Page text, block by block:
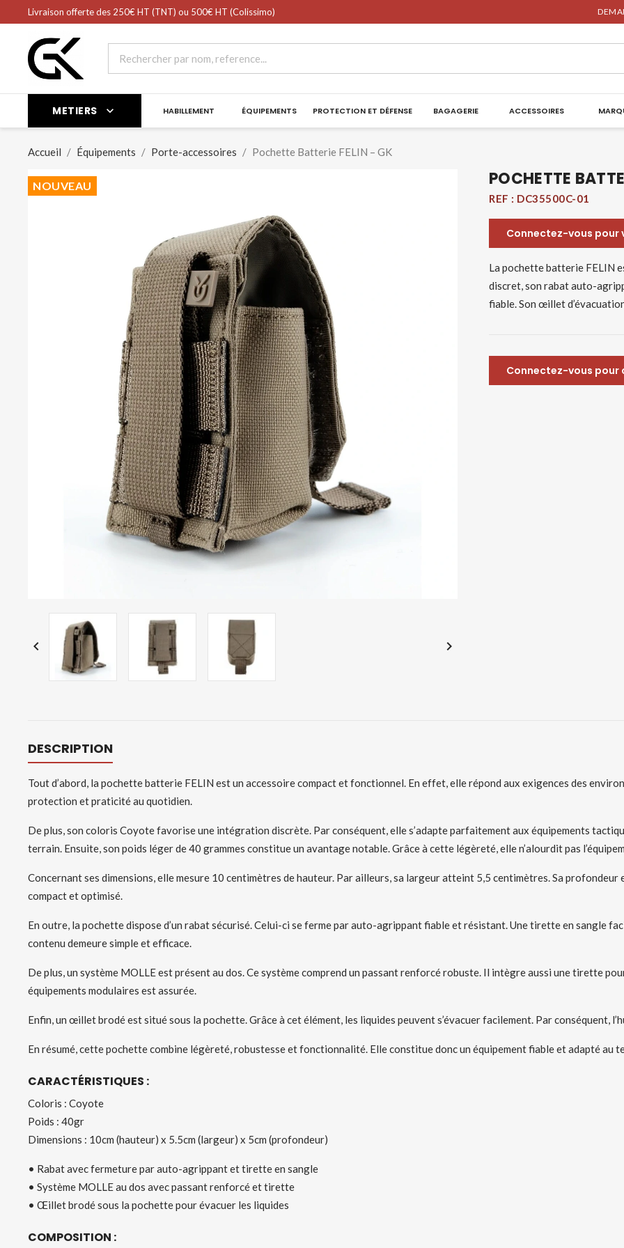
Panier
Livraison offerte des 250€ HT (TNT) ou 500€ HT (Colissimo)
METIERS  HABILLEMENT ÉQUIPEMENTS PROTECTION ET DÉFENSE BAGAGERIE ACCESSOIRES
Accueil Équipements Porte-accessoires Pochette Batterie FELIN – GK
NOUVEAU
 
POCHETTE
REF : DC35500C-01
Connectez-vous pour
La pochette batterie FELIN
discret, son rabat auto-
fiable. Son œillet
Connectez-vous pour
DESCRIPTION
Tout d’abord, la pochette batterie FELIN est un accessoire compact et fonctionnel. En effet, elle répond aux exigences des
protection et praticité au quotidien.
De plus, son coloris Coyote favorise une intégration discrète. Par conséquent, elle s’adapte parfaitement aux équipements
terrain. Ensuite, son poids léger de 40 grammes constitue un avantage notable. Grâce à cette légèreté, elle n’alourdit pas
Concernant ses dimensions, elle mesure 10 centimètres de hauteur. Par ailleurs, sa largeur atteint 5,5 centimètres. Sa
compact et optimisé.
En outre, la pochette dispose d’un rabat sécurisé. Celui-ci se ferme par auto-agrippant fiable et résistant. Une tirette en sangle
contenu demeure simple et efficace.
De plus, un système MOLLE est présent au dos. Ce système comprend un passant renforcé robuste. Il intègre aussi une tirette
équipements modulaires est assurée.
Enfin, un œillet brodé est situé sous la pochette. Grâce à cet élément, les liquides peuvent s’évacuer facilement. Par conséquent,
En résumé, cette pochette combine légèreté, robustesse et fonctionnalité. Elle constitue donc un équipement fiable et adapté au
CARACTÉRISTIQUES :
Coloris : Coyote
Poids : 40gr
Dimensions : 10cm (hauteur) x 5.5cm (largeur) x 5cm (profondeur)
• Rabat avec fermeture par auto-agrippant et tirette en sangle
• Système MOLLE au dos avec passant renforcé et tirette
• Œillet brodé sous la pochette pour évacuer les liquides
COMPOSITION :